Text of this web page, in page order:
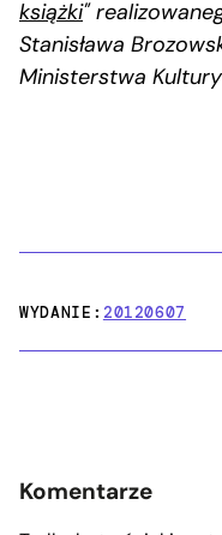
książki"
Stanisława
Ministerstwa
WYDANIE:20120607
Komentarze